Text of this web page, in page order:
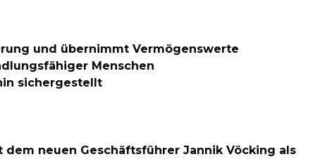
und übernimmt Vermögenswerte
Menschen
sichergestellt
neuen Geschäftsführer Jannik Vöcking als